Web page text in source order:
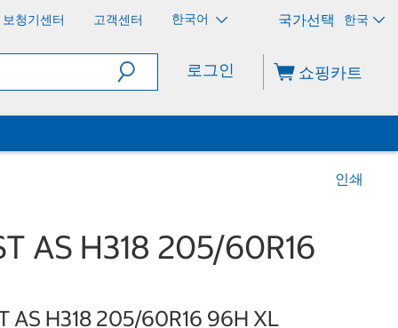
보청기센터 고객센터 한국어 한국
로그인 쇼핑카트
인쇄
AS H318 205/60R16
AS H318 205/60R16 96H XL